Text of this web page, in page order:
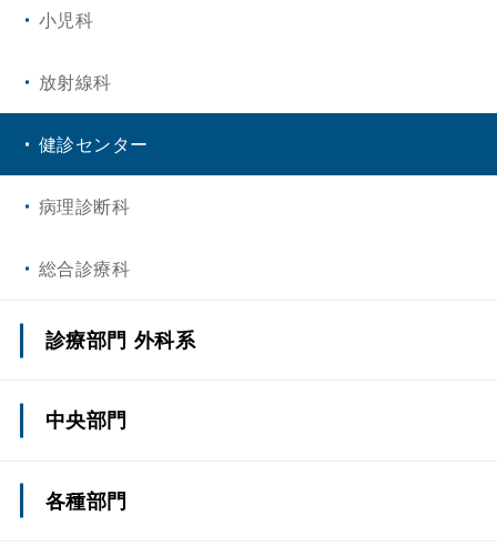
小児科
放射線科
健診センター
病理診断科
総合診療科
診療部門 外科系
上部消化管外科（一般外科）
中央部門
認知症疾患医療センター
各種部門